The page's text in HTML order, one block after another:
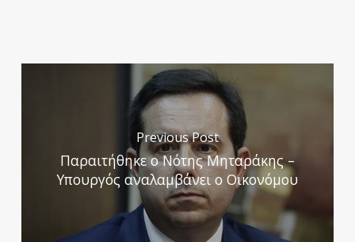
Previous Post
Παραιτήθηκε ο Νότης Μηταράκης –
Υπουργός αναλαμβάνει ο Οικονόμου